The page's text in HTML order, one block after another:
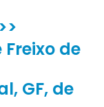
de
GF, de